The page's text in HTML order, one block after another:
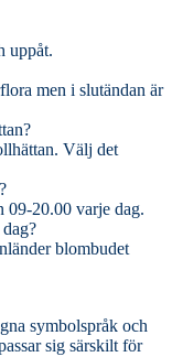
uppåt.
men i slutändan är
Välj det
09-20.00 varje dag.
blombudet
symbolspråk och
sig särskilt för